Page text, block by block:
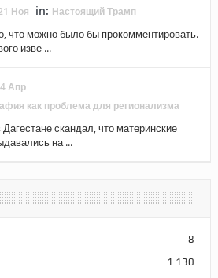
Ноя in: Настоящий Трамп
что можно было бы прокомментировать.
изве ...
Апр
как проблема для регионализма
скандал, что материнские
на ...
8
1 130